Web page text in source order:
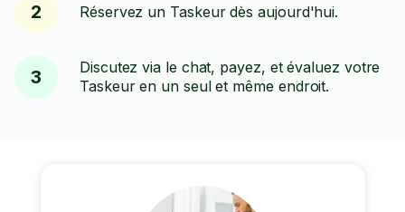
2 Réservez un Taskeur dès aujourd'hui.
3
Discutez via le chat, payez, et évaluez votre
Taskeur en un seul et même endroit.